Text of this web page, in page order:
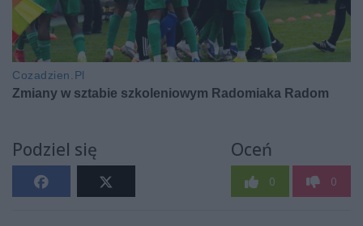
Podziel się Oceń
0 0